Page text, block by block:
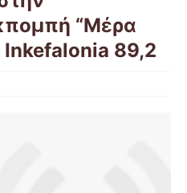
“Μέρα
Inkefalonia 89,2